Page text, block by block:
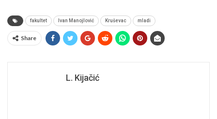
fakultet Ivan Manojlović Kruševac mladi
Share
L. Kijačić